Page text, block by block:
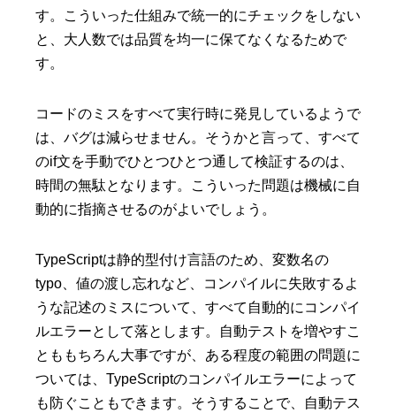
す。こういった仕組みで統一的にチェックをしない
と、大人数では品質を均一に保てなくなるためで
す。
コードのミスをすべて実行時に発見しているようで
は、バグは減らせません。そうかと言って、すべて
のif文を手動でひとつひとつ通して検証するのは、
時間の無駄となります。こういった問題は機械に自
動的に指摘させるのがよいでしょう。
TypeScriptは静的型付け言語のため、変数名の
typo、値の渡し忘れなど、コンパイルに失敗するよ
うな記述のミスについて、すべて自動的にコンパイ
ルエラーとして落とします。自動テストを増やすこ
とももちろん大事ですが、ある程度の範囲の問題に
ついては、TypeScriptのコンパイルエラーによって
も防ぐこともできます。そうすることで、自動テス